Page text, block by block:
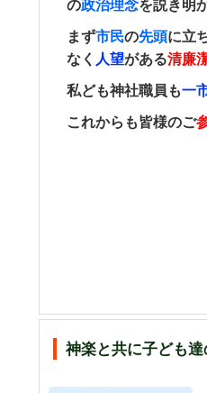
の政治理念を説き明
まず市民の先頭に立
なく 人望がある清廉
私ども神社職員も一
これからも皆様のご
神楽と共に子ども